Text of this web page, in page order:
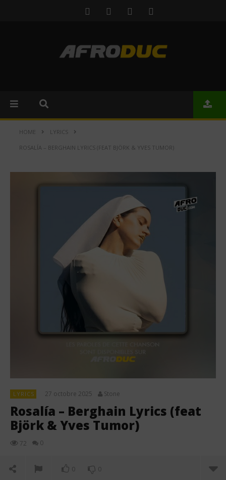
HOME LYRICS
ROSALÍA – BERGHAIN LYRICS (FEAT BJÖRK & YVES TUMOR)
LYRICS 27 octobre 2025 Stone
Rosalía – Berghain Lyrics (feat
Björk & Yves Tumor)
72 0
0 0